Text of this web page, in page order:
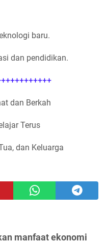
baru.
dan pendidikan.
dan Berkah
Terus
dan Keluarga
manfaat ekonomi